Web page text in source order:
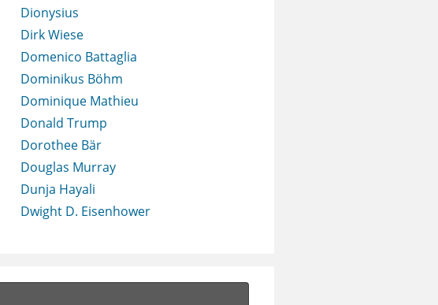
Dionysius
Dirk Wiese
Domenico Battaglia
Dominikus Böhm
Dominique Mathieu
Donald Trump
Dorothee Bär
Douglas Murray
Dunja Hayali
Dwight D. Eisenhower